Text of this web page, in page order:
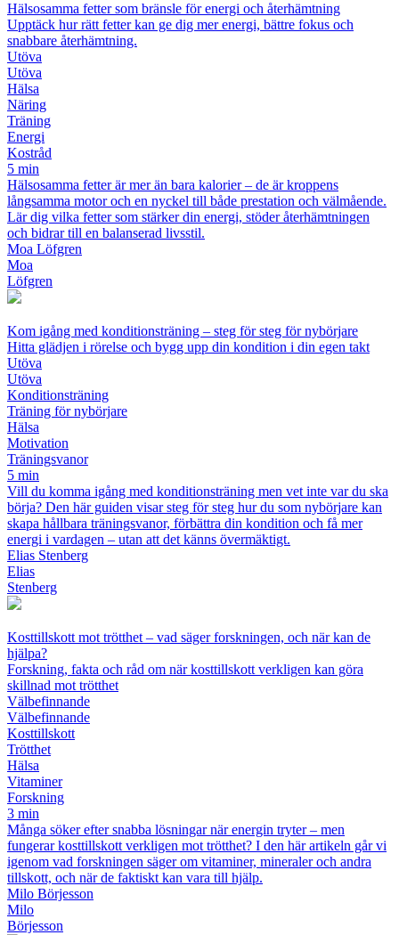
Hälsosamma fetter som bränsle för energi och återhämtning
Upptäck hur rätt fetter kan ge dig mer energi, bättre fokus och
snabbare återhämtning.
Utöva
Utöva
Hälsa
Näring
Träning
Energi
Kostråd
5 min
Hälsosamma fetter är mer än bara kalorier – de är kroppens
långsamma motor och en nyckel till både prestation och välmående.
Lär dig vilka fetter som stärker din energi, stöder återhämtningen
och bidrar till en balanserad livsstil.
Moa Löfgren
Moa
Löfgren
Kom igång med konditionsträning – steg för steg för nybörjare
Hitta glädjen i rörelse och bygg upp din kondition i din egen takt
Utöva
Utöva
Konditionsträning
Träning för nybörjare
Hälsa
Motivation
Träningsvanor
5 min
Vill du komma igång med konditionsträning men vet inte var du ska
börja? Den här guiden visar steg för steg hur du som nybörjare kan
skapa hållbara träningsvanor, förbättra din kondition och få mer
energi i vardagen – utan att det känns övermäktigt.
Elias Stenberg
Elias
Stenberg
Kosttillskott mot trötthet – vad säger forskningen, och när kan de
hjälpa?
Forskning, fakta och råd om när kosttillskott verkligen kan göra
skillnad mot trötthet
Välbefinnande
Välbefinnande
Kosttillskott
Trötthet
Hälsa
Vitaminer
Forskning
3 min
Många söker efter snabba lösningar när energin tryter – men
fungerar kosttillskott verkligen mot trötthet? I den här artikeln går vi
igenom vad forskningen säger om vitaminer, mineraler och andra
tillskott, och när de faktiskt kan vara till hjälp.
Milo Börjesson
Milo
Börjesson